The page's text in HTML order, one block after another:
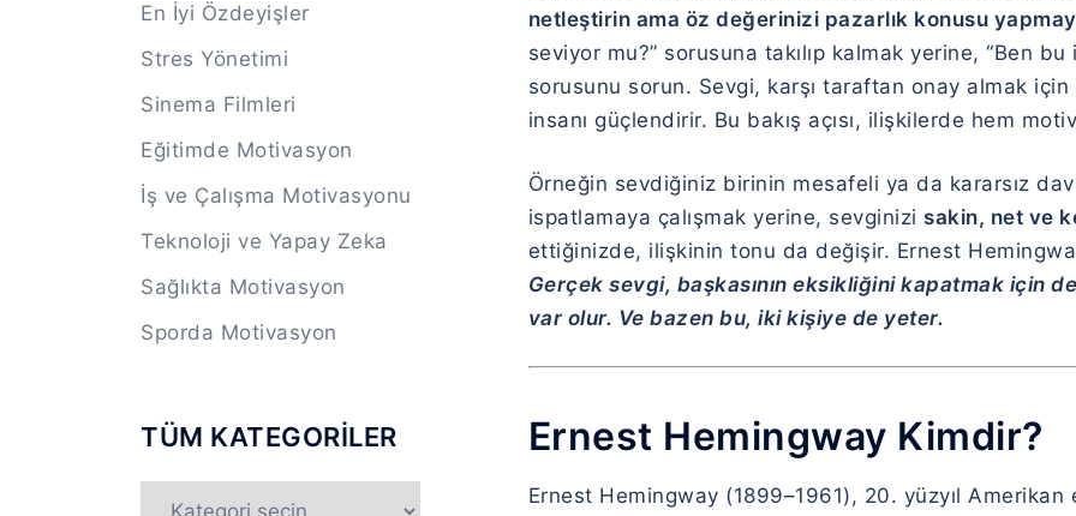
netleştirin ama öz değerinizi pazarlık konusu
seviyor mu?” sorusuna takılıp kalmak yerine, “Ben
sorusunu sorun. Sevgi, karşı taraftan onay almak
insanı güçlendirir. Bu bakış açısı, ilişkilerde hem
Örneğin sevdiğiniz birinin mesafeli ya da kararsız
ispatlamaya çalışmak yerine, sevginizi sakin, net ve
ettiğinizde, ilişkinin tonu da değişir. Ernest
Gerçek sevgi, başkasının eksikliğini kapatmak için
var olur. Ve bazen bu, iki kişiye de yeter.
Ernest Hemingway Kimdir?
Ernest Hemingway (1899–1961), 20. yüzyıl Amerikan
En İyi Özdeyişler
Stres Yönetimi
Sinema Filmleri
Eğitimde Motivasyon
İş ve Çalışma Motivasyonu
Teknoloji ve Yapay Zeka
Sağlıkta Motivasyon
Sporda Motivasyon
TÜM KATEGORİLER